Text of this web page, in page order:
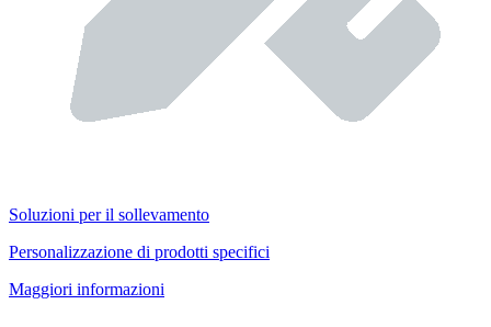
Soluzioni per il sollevamento
Personalizzazione di prodotti specifici
Maggiori informazioni